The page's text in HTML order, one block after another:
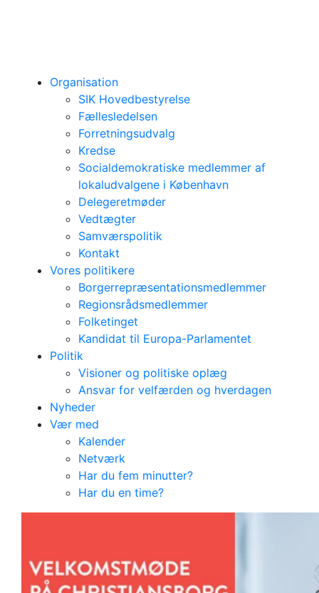
Organisation
SIK Hovedbestyrelse
Fællesledelsen
Forretningsudvalg
Kredse
Socialdemokratiske medlemmer af
lokaludvalgene i København
Delegeretmøder
Vedtægter
Samværspolitik
Kontakt
Vores politikere
Borgerrepræsentationsmedlemmer
Regionsrådsmedlemmer
Folketinget
Kandidat til Europa-Parlamentet
Politik
Visioner og politiske oplæg
Ansvar for velfærden og hverdagen
Nyheder
Vær med
Kalender
Netværk
Har du fem minutter?
Har du en time?